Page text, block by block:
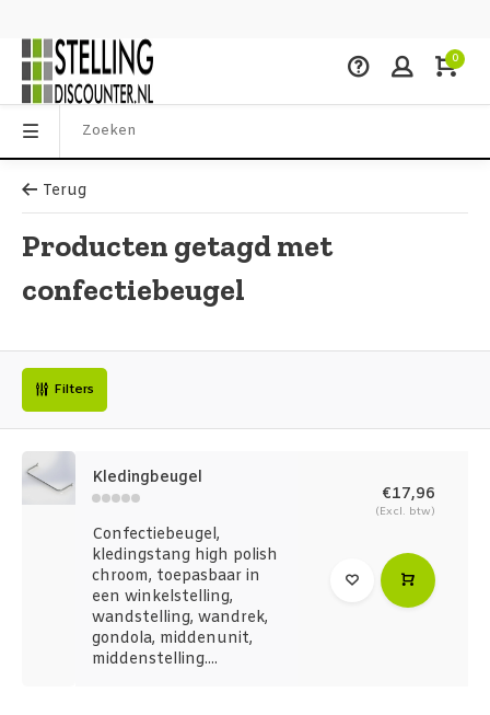
0
Terug
Producten getagd met
confectiebeugel
Filters
Kledingbeugel
Confectiebeugel,
kledingstang high polish
chroom, toepasbaar in
een winkelstelling,
wandstelling, wandrek,
gondola, middenunit,
middenstelling....
€17,96
(Excl. btw)